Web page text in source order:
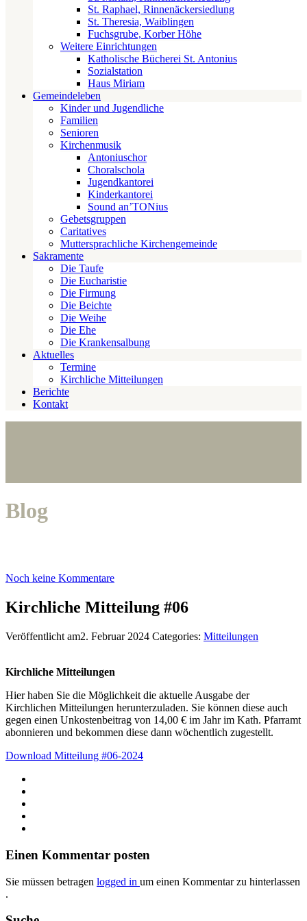
St. Raphael, Rinnenäckersiedlung
St. Theresia, Waiblingen
Fuchsgrube, Korber Höhe
Weitere Einrichtungen
Katholische Bücherei St. Antonius
Sozialstation
Haus Miriam
Gemeindeleben
Kinder und Jugendliche
Familien
Senioren
Kirchenmusik
Antoniuschor
Choralschola
Jugendkantorei
Kinderkantorei
Sound an’TONius
Gebetsgruppen
Caritatives
Muttersprachliche Kirchengemeinde
Sakramente
Die Taufe
Die Eucharistie
Die Firmung
Die Beichte
Die Weihe
Die Ehe
Die Krankensalbung
Aktuelles
Termine
Kirchliche Mitteilungen
Berichte
Kontakt
Blog
Noch keine Kommentare
Kirchliche Mitteilung #06
Veröffentlicht am2. Februar 2024 Categories: Mitteilungen
Kirchliche Mitteilungen
Hier haben Sie die Möglichkeit die aktuelle Ausgabe der
Kirchlichen Mitteilungen herunterzuladen. Sie können diese auch
gegen einen Unkostenbeitrag von 14,00 € im Jahr im Kath. Pfarramt
abonnieren und bekommen diese dann wöchentlich zugestellt.
Download Mitteilung #06-2024
Einen Kommentar posten
Sie müssen betragen logged in um einen Kommentar zu hinterlassen
.